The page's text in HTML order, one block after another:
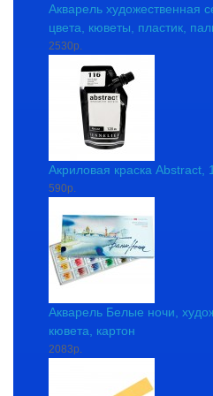
Акварель художественная
цвета, кюветы, пластик,
2530р.
Акриловая краска
590р.
Акварель Белые ночи,
кювета, картон
2083р.